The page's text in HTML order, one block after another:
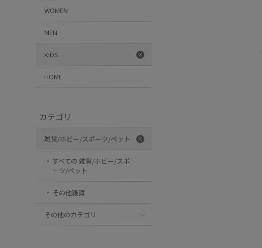
WOMEN
MEN
KIDS
HOME
カテゴリ
雑貨/ホビー/スポーツ/ペット
すべての 雑貨/ホビー/スポ
ーツ/ペット
その他雑貨
その他のカテゴリ